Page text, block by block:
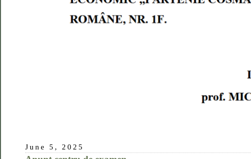
June 5, 2025